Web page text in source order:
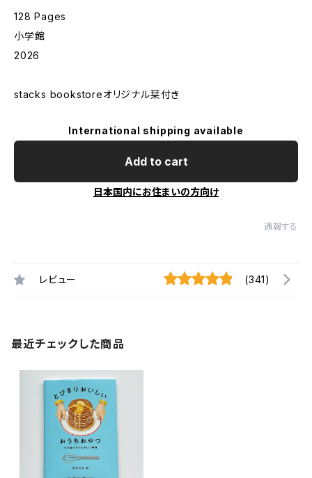
128 Pages
小学館
2026
stacks bookstoreオリジナル栞付き
International shipping available
Add to cart
日本国内にお住まいの方向け
通報する
レビュー (341)
最近チェックした商品